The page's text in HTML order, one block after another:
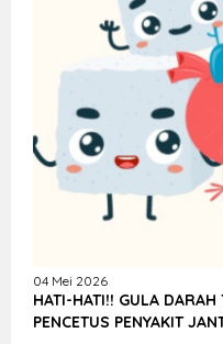
04 Mei 2026
HATI-HATI!! GULA DARAH
PENCETUS PENYAKIT